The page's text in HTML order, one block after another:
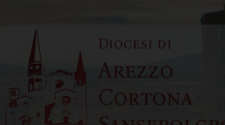
content
Diocesi di
Arezzo
Cortona